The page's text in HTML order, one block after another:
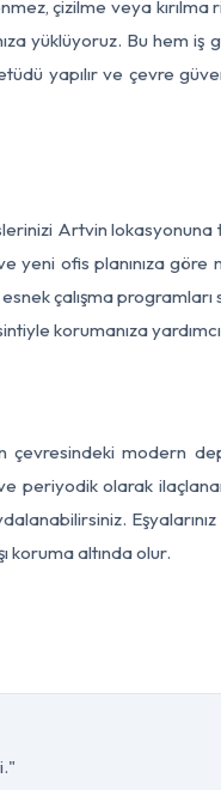
çizilme veya
yüklüyoruz. Bu hem
yapılır ve çevre
Artvin
yeni ofis planınıza göre
çalışma programları
korumanıza
modern
periyodik olarak
koruma altında olur.